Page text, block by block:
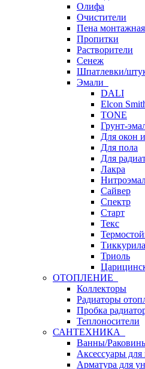
Олифа
Очистители
Пена монтажная
Пропитки
Растворители
Сенеж
Шпатлевки/
Эмали
DALI
Elcon
TONE
Грунт-
Для окон
Для пола
Для
Лакра
Сайвер
Спектр
Старт
Текс
Тиккурила
Триоль
ОТОПЛЕНИЕ
Коллекторы
Радиаторы
Пробка
Теплоносители
САНТЕХНИКА
Ванны/
Аксессуары для
Арматура для